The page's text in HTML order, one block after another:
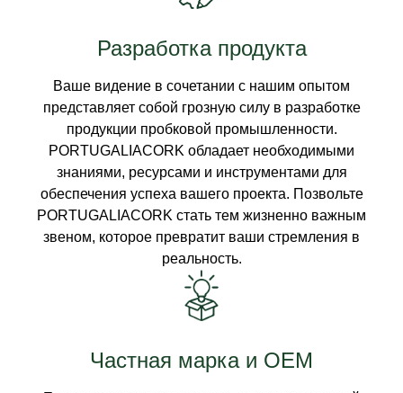
Разработка продукта
Ваше видение в сочетании с нашим опытом
представляет собой грозную силу в разработке
продукции пробковой промышленности.
PORTUGALIACORK обладает необходимыми
знаниями, ресурсами и инструментами для
обеспечения успеха вашего проекта. Позвольте
PORTUGALIACORK стать тем жизненно важным
звеном, которое превратит ваши стремления в
реальность.
Частная марка и OEM